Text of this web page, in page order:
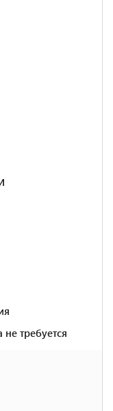
требуется